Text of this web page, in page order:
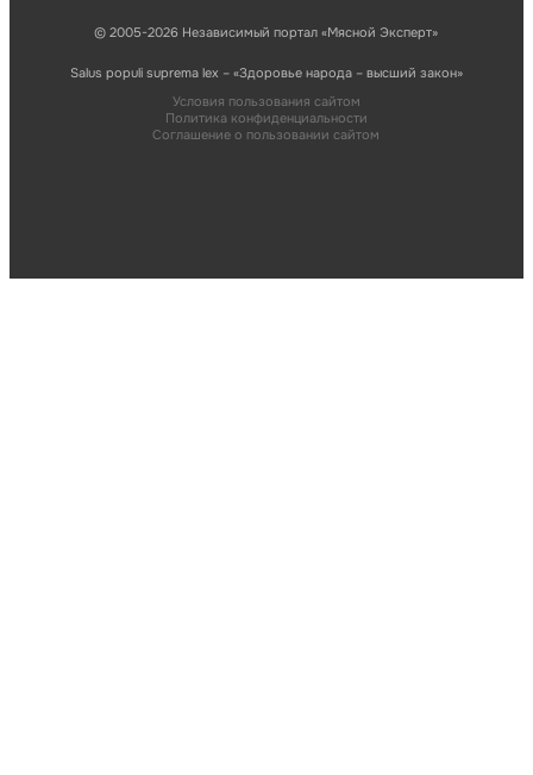
© 2005-2026 Независимый портал «Мясной Эксперт»
Salus populi suprema lex – «Здоровье народа – высший закон»
Условия пользования сайтом
Политика конфиденциальности
Соглашение о пользовании сайтом